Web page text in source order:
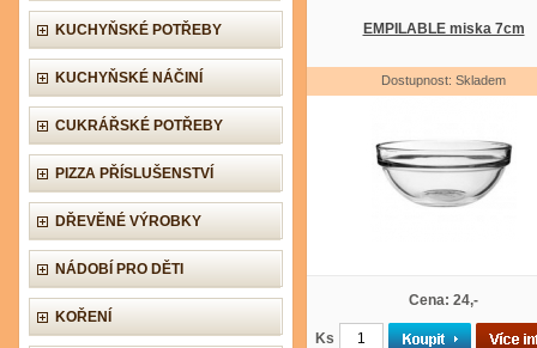
KUCHYŇSKÉ POTŘEBY
KUCHYŇSKÉ NÁČINÍ
CUKRÁŘSKÉ POTŘEBY
PIZZA PŘÍSLUŠENSTVÍ
DŘEVĚNÉ VÝROBKY
NÁDOBÍ PRO DĚTI
KOŘENÍ
EMPILABLE miska 7cm
Dostupnost: Skladem
Cena: 24,-
Ks